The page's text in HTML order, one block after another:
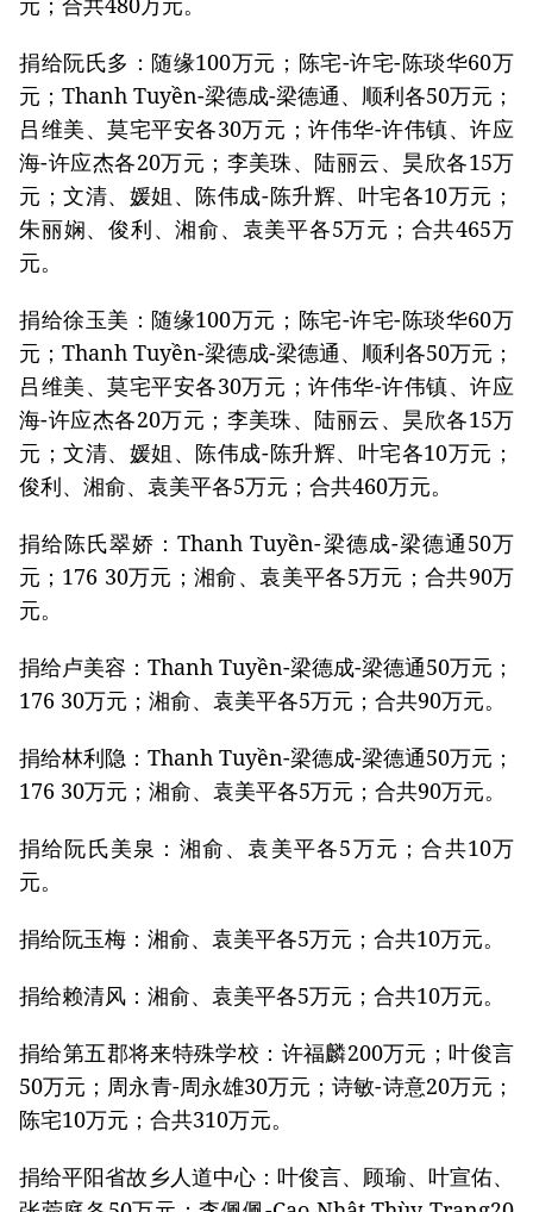
捐给阮氏多：随缘100万元；陈宅-许宅-陈琰华60万
元；Thanh Tuyền-梁德成-梁德通、顺利各50万元；
吕维美、莫宅平安各30万元；许伟华-许伟镇、许应
海-许应杰各20万元；李美珠、陆丽云、昊欣各15万
元；文清、媛姐、陈伟成-陈升辉、叶宅各10万元；
朱丽娴、俊利、湘俞、袁美平各5万元；合共465万
元。
捐给徐玉美：随缘100万元；陈宅-许宅-陈琰华60万
元；Thanh Tuyền-梁德成-梁德通、顺利各50万元；
吕维美、莫宅平安各30万元；许伟华-许伟镇、许应
海-许应杰各20万元；李美珠、陆丽云、昊欣各15万
元；文清、媛姐、陈伟成-陈升辉、叶宅各10万元；
俊利、湘俞、袁美平各5万元；合共460万元。
捐给陈氏翠娇：Thanh Tuyền-梁德成-梁德通50万
元；176 30万元；湘俞、袁美平各5万元；合共90万
元。
捐给卢美容：Thanh Tuyền-梁德成-梁德通50万元；
176 30万元；湘俞、袁美平各5万元；合共90万元。
捐给林利隐：Thanh Tuyền-梁德成-梁德通50万元；
176 30万元；湘俞、袁美平各5万元；合共90万元。
捐给阮氏美泉：湘俞、袁美平各5万元；合共10万
元。
捐给阮玉梅：湘俞、袁美平各5万元；合共10万元。
捐给赖清风：湘俞、袁美平各5万元；合共10万元。
捐给第五郡将来特殊学校：许福麟200万元；叶俊言
50万元；周永青-周永雄30万元；诗敏-诗意20万元；
陈宅10万元；合共310万元。
捐给平阳省故乡人道中心：叶俊言、顾瑜、叶宣佑、